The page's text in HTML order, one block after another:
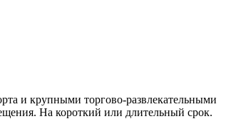
и крупными торгово-развлекательными
На короткий или длительный срок.